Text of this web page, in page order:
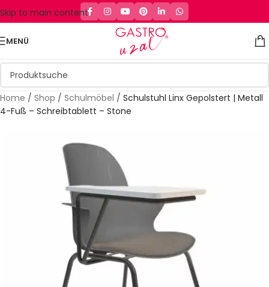
Skip to main content
MENÜ
Home / Shop / Schulmöbel / Schulstuhl Linx Gepolstert | Metall
4-Fuß – Schreibtablett – Stone